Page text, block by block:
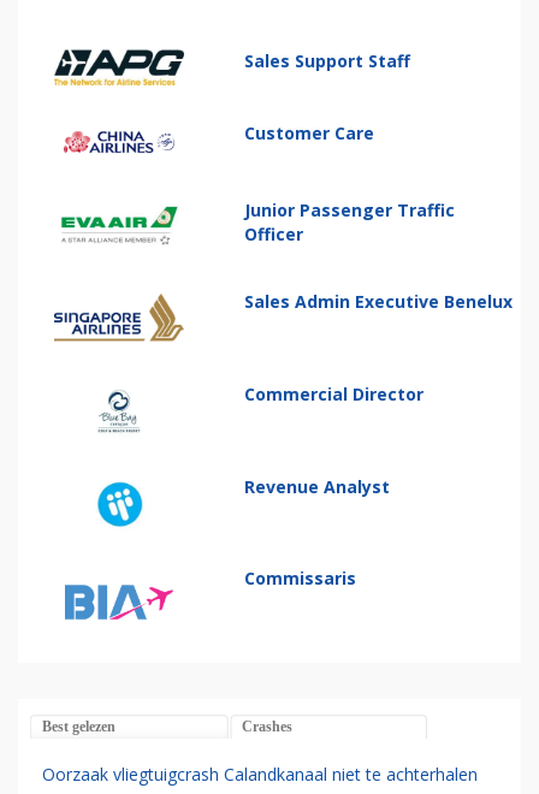
Sales Support Staff
Customer Care
Junior Passenger Traffic
Officer
Sales Admin Executive Benelux
Commercial Director
Revenue Analyst
Commissaris
Best gelezen Crashes
Oorzaak vliegtuigcrash Calandkanaal niet te achterhalen